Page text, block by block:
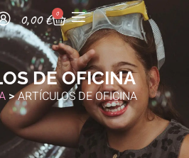
0,00€ 0
DE OFICINA
>ARTÍCULOS DE OFICINA